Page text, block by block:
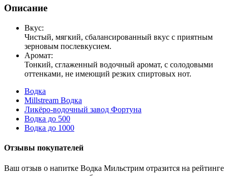
Описание
Вкус:
Чистый, мягкий, сбалансированный вкус с приятным
зерновым послевкусием.
Аромат:
Тонкий, сглаженный водочный аромат, с солодовыми
оттенками, не имеющий резких спиртовых нот.
Водка
Millstream Водка
Ликёро-водочный завод Фортуна
Водка до 500
Водка до 1000
Отзывы покупателей
Ваш отзыв о напитке Водка Мильстрим отразится на рейтинге